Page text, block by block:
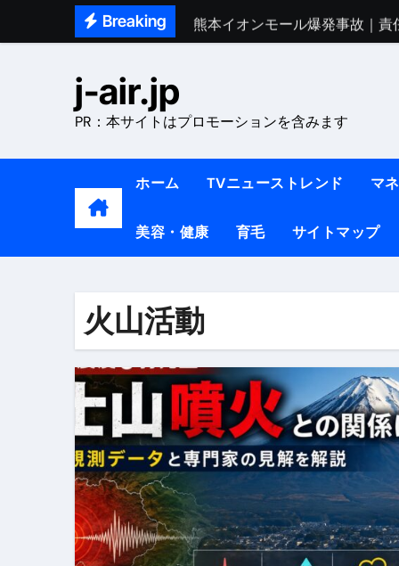
Breaking
熊本イオンモール爆発事故｜責
【医者が教える】本当に痩せる
中町綾が2週間で3.5kg痩せた
【医者が解説】このふくらはぎ
【美容】ダイエットに対する私
『葬送のフリーレン』の学び｜
リサイクル業者の無料回収・無
山梨県震度6弱と富士山噴火の
青森県震度6とベネゼエラM7級
Cookie同意管理ツール「
金融ブラックでも毎日「ビット
j-air.jp
PR：本サイトはプロモーションを含みます
ホーム TVニューストレンド マ
美容・健康 育毛 サイトマップ
火山活動